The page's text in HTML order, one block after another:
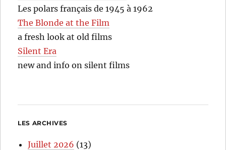
Les polars français de 1945 à 1962
The Blonde at the Film
a fresh look at old films
Silent Era
new and info on silent films
LES ARCHIVES
Juillet 2026 (13)